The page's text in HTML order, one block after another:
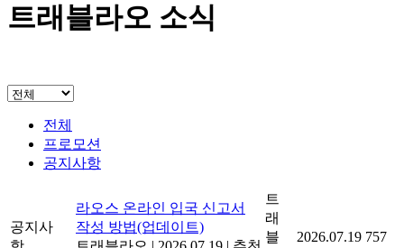
트래블라오 소식
전체
프로모션
공지사항
공지사
라오스 온라인 입국 신고서
작성 방법(업데이트)
트
래
블
2026.07.19 757